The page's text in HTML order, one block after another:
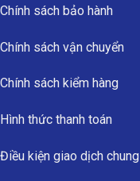
Chính sách bảo hành
Chính sách vận chuyển
Chính sách kiểm hàng
Hình thức thanh toán
Điều kiện giao dịch chung